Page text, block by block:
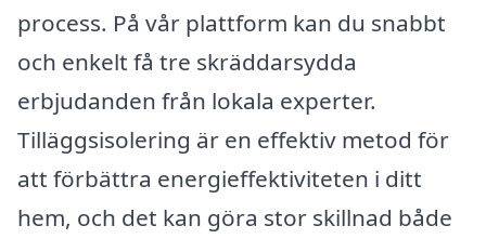
process. På vår plattform kan du snabbt
och enkelt få tre skräddarsydda
erbjudanden från lokala experter.
Tilläggsisolering är en effektiv metod för
att förbättra energieffektiviteten i ditt
hem, och det kan göra stor skillnad både